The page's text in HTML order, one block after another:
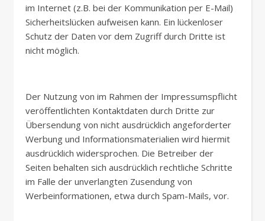
im Internet (z.B. bei der Kommunikation per E-Mail)
Sicherheitslücken aufweisen kann. Ein lückenloser
Schutz der Daten vor dem Zugriff durch Dritte ist
nicht möglich.
Der Nutzung von im Rahmen der Impressumspflicht
veröffentlichten Kontaktdaten durch Dritte zur
Übersendung von nicht ausdrücklich angeforderter
Werbung und Informationsmaterialien wird hiermit
ausdrücklich widersprochen. Die Betreiber der
Seiten behalten sich ausdrücklich rechtliche Schritte
im Falle der unverlangten Zusendung von
Werbeinformationen, etwa durch Spam-Mails, vor.